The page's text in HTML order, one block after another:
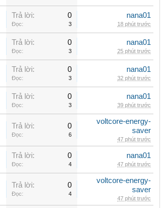
Trả lời: 0
Đọc: 3
nana01
18 phút trước
Trả lời: 0
Đọc: 3
nana01
25 phút trước
Trả lời: 0
Đọc: 3
nana01
32 phút trước
Trả lời: 0
Đọc: 3
nana01
39 phút trước
Trả lời: 0
Đọc: 6
voltcore-energy-
saver
47 phút trước
Trả lời: 0
Đọc: 4
nana01
47 phút trước
Trả lời: 0
Đọc: 4
voltcore-energy-
saver
47 phút trước